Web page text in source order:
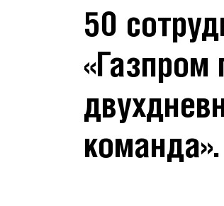
50
«Газпром
команда».